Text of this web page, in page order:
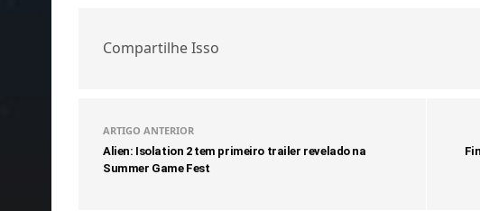
Compartilhe Isso
ARTIGO ANTERIOR
Alien: Isolation 2 tem primeiro trailer revelado na
Summer Game Fest